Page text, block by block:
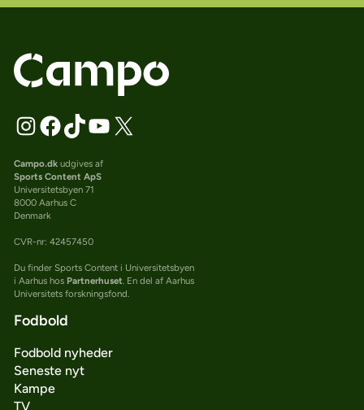
Campo.dkudgives af
Sports Content ApS
Universitetsbyen 71
8000 Aarhus C
Denmark
CVR-nr: 42457450
Du finder Sports Content i Universitetsbyen
i Aarhus hos Partnerhuset. En del af Aarhus
Universitets forskningsfond.
Fodbold
Fodbold nyheder
Seneste nyt
Kampe
TV